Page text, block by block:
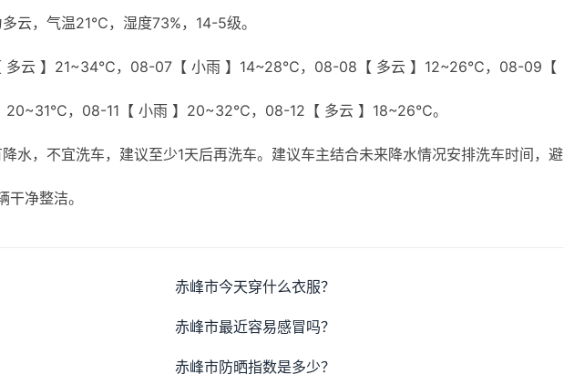
云，气温21℃，湿度73%，14-5级。
多云 】21~34℃，08-07【 小雨 】14~28℃，08-08【 多云 】12~26℃，08-09【
20~31℃，08-11【 小雨 】20~32℃，08-12【 多云 】18~26℃。
水，不宜洗车，建议至少1天后再洗车。建议车主结合未来降水情况安排洗车时间，避
净整洁。
赤峰市今天穿什么衣服？
赤峰市最近容易感冒吗？
赤峰市防晒指数是多少？